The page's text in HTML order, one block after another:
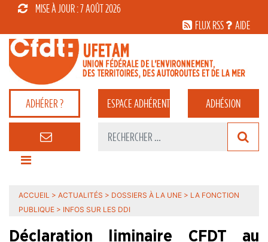
MISE À JOUR : 7 AOÛT 2026
FLUX RSS
AIDE
ADHÉRER ? ESPACEADHÉRENT ADHÉSION
ACCUEIL > ACTUALITÉS > DOSSIERS À LA UNE > LA FONCTION
PUBLIQUE > INFOS SUR LES DDI
Déclaration liminaire CFDT au